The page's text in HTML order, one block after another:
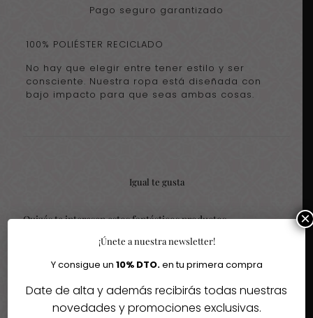
Pago seguro garantizado
100% POLIÉSTER RECICLADO
No hay que elegir entre tener estilo y ser
consciente. Nuestra ropa está diseñada con
bajo impacto para que seas ambas cosas.
Igual te gusta
Quizás te interesen estos fantásticos productos
Agotado
¡Únete a nuestra newsletter!
Y consigue un 10% DTO.en tu primera compra
Date de alta y además recibirás todas nuestras
novedades y promociones exclusivas.
×